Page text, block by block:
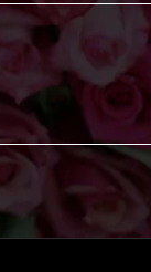
岩手
福島
ラピスト
ラ